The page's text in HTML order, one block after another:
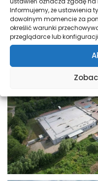
Informujemy, że ustawienia
dowolnym momencie za
określić warunki
przeglądarce lub konfiguracji